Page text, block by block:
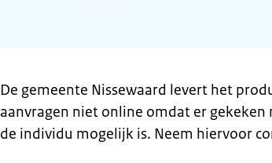
De gemeente Nissewaard levert het
aanvragen niet online omdat er
de individu mogelijk is. Neem hiervoor